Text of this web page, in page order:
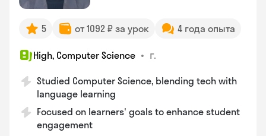
5 от 1092 ₽ за урок 4 года опыта
High, Computer Science • г.
Studied Computer Science, blending tech with
language learning
Focused on learners' goals to enhance student
engagement